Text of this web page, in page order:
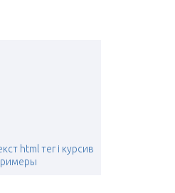
html тег i курсив